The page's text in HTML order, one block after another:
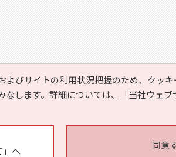
びサイトの利用状況把握のため、クッ
します。詳細については、
「当社ウェ
」へ
同意
© HYOJITO.Co.,Ltd. All Rights Reserved.